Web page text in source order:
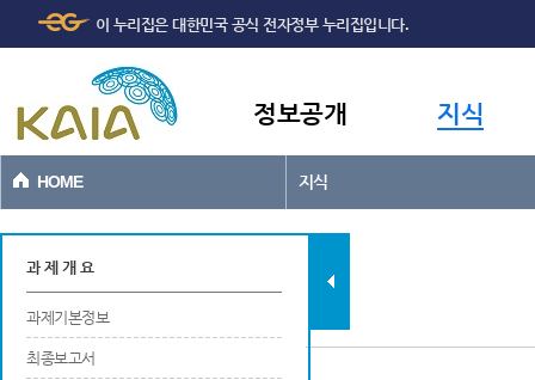
본문바로가기
이 누리집은 대한민국 공식 전자정부 누리집입니다.
정보공개 지식
HOME 지식
과제현황
과 제 개 요
과제기본정보
최종보고서